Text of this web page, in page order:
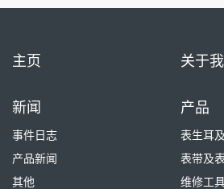
主页 关于
新闻
事件日志
产品新闻
其他
产品
表生耳
表带及
维修工